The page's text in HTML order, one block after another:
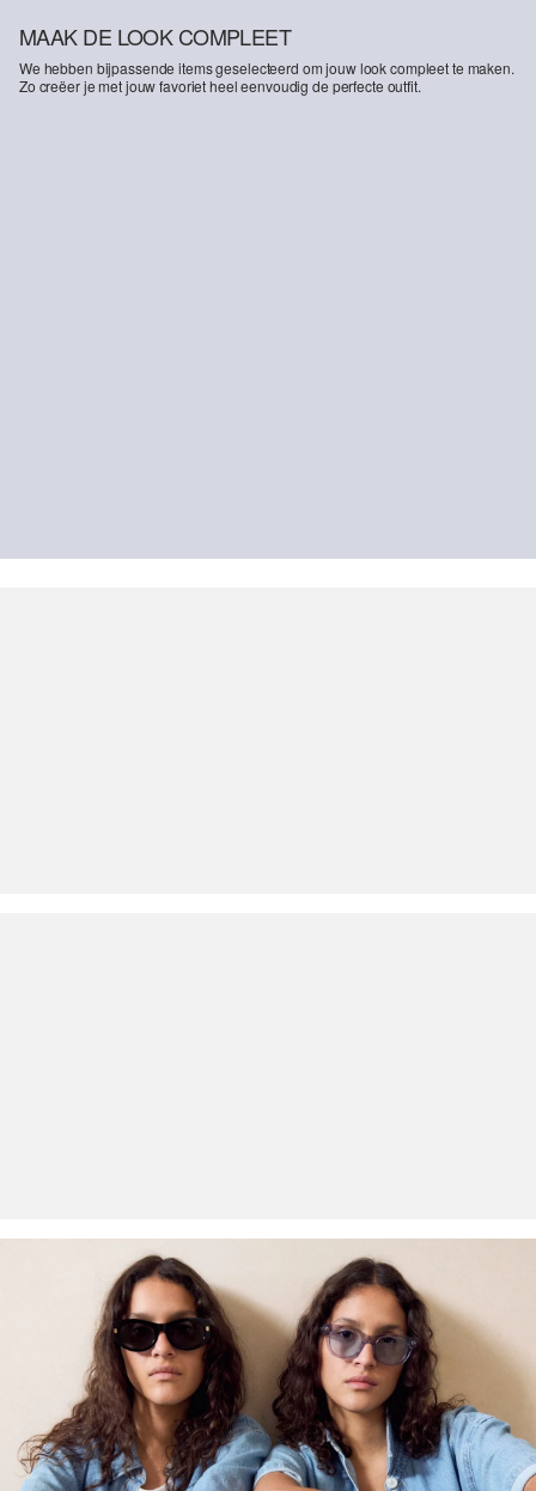
MAAK DE LOOK COMPLEET
We hebben bijpassende items geselecteerd om jouw look compleet te maken.
Zo creëer je met jouw favoriet heel eenvoudig de perfecte outfit.